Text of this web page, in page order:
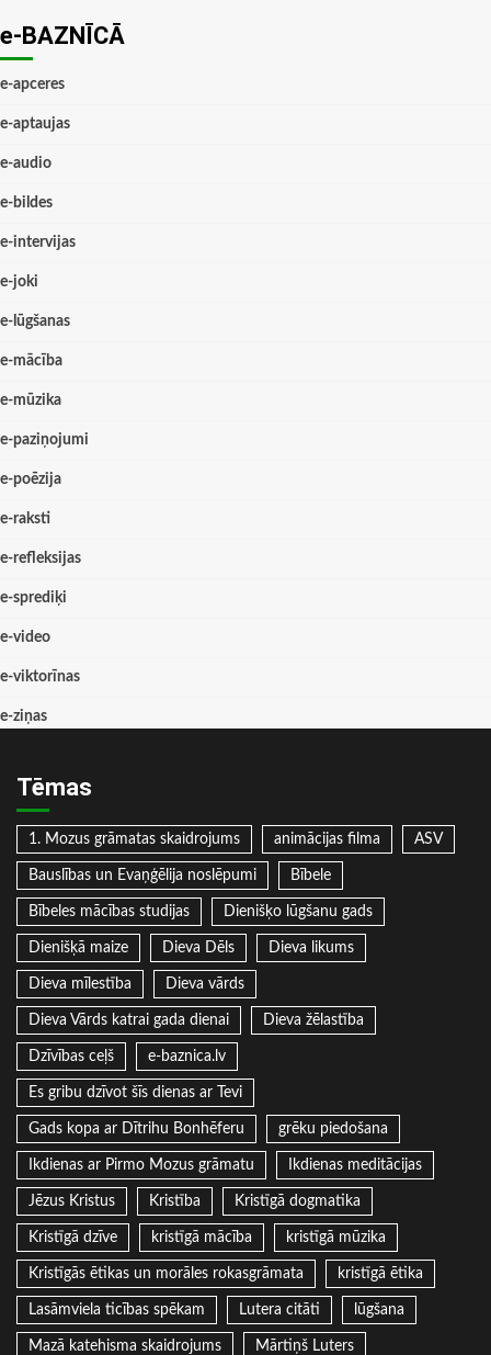
e-BAZNĪCĀ
e-apceres
e-aptaujas
e-audio
e-bildes
e-intervijas
e-joki
e-lūgšanas
e-mācība
e-mūzika
e-paziņojumi
e-poēzija
e-raksti
e-refleksijas
e-sprediķi
e-video
e-viktorīnas
e-ziņas
Tēmas
1. Mozus grāmatas skaidrojums animācijas filma ASV
Bauslības un Evaņģēlija noslēpumi Bībele
Bībeles mācības studijas Dienišķo lūgšanu gads
Dienišķā maize Dieva Dēls Dieva likums
Dieva mīlestība Dieva vārds
Dieva Vārds katrai gada dienai Dieva žēlastība
Dzīvības ceļš e-baznica.lv
Es gribu dzīvot šīs dienas ar Tevi
Gads kopa ar Dītrihu Bonhēferu grēku piedošana
Ikdienas ar Pirmo Mozus grāmatu Ikdienas meditācijas
Jēzus Kristus Kristība Kristīgā dogmatika
Kristīgā dzīve kristīgā mācība kristīgā mūzika
Kristīgās ētikas un morāles rokasgrāmata kristīgā ētika
Lasāmviela ticības spēkam Lutera citāti lūgšana
Mazā katehisma skaidrojums Mārtiņš Luters